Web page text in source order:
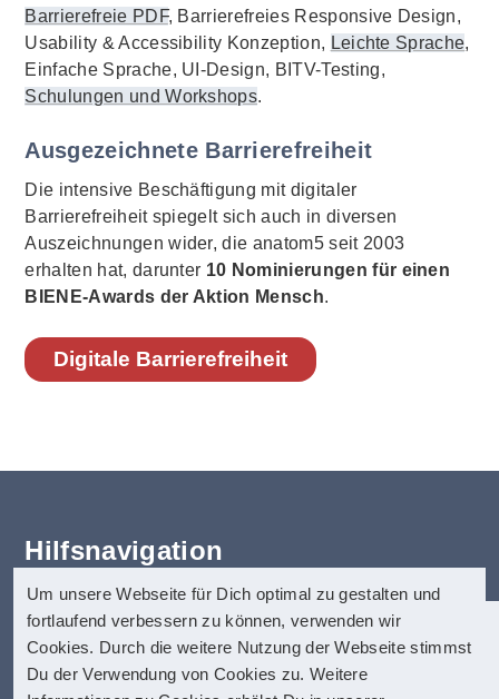
Barrierefreie PDF, Barrierefreies Responsive Design,
Usability & Accessibility Konzeption, Leichte Sprache,
Einfache Sprache, UI-Design, BITV-Testing,
Schulungen und Workshops.
Ausgezeichnete Barrierefreiheit
Die intensive Beschäftigung mit digitaler
Barrierefreiheit spiegelt sich auch in diversen
Auszeichnungen wider, die anatom5 seit 2003
erhalten hat, darunter 10 Nominierungen für einen
BIENE-Awards der Aktion Mensch.
Digitale Barrierefreiheit
Hilfsnavigation
Erklärung zur Barrierefreiheit
Startseite
Kontakt
Impressum
anatom5 perception marketing
GmbH
Um unsere Webseite für Dich optimal zu gestalten und
fortlaufend verbessern zu können, verwenden wir
Cookies. Durch die weitere Nutzung der Webseite stimmst
Du der Verwendung von Cookies zu. Weitere